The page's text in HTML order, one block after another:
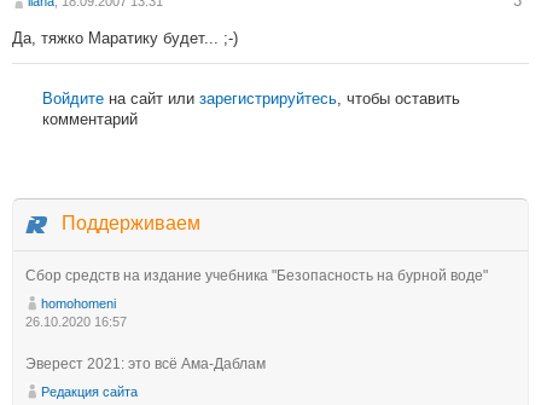
Да, тяжко Маратику будет... ;-)
Войдите на сайт или зарегистрируйтесь, чтобы оставить
комментарий
Поддерживаем
Сбор средств на издание учебника "Безопасность на бурной воде"
homohomeni
26.10.2020 16:57
Эверест 2021: это всё Ама-Даблам
Редакция сайта